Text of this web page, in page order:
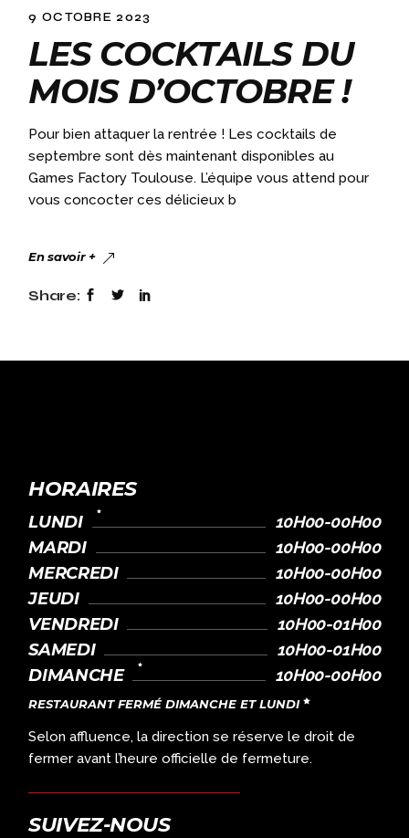
9 OCTOBRE 2023
LES COCKTAILS DU
MOIS D’OCTOBRE !
Pour bien attaquer la rentrée ! Les cocktails de
septembre sont dès maintenant disponibles au
Games Factory Toulouse. L’équipe vous attend pour
vous concocter ces délicieux b
En savoir +
Share:
HORAIRES
LUNDI 10H00-00H00
MARDI 10H00-00H00
MERCREDI 10H00-00H00
JEUDI 10H00-00H00
VENDREDI 10H00-01H00
SAMEDI 10H00-01H00
DIMANCHE 10H00-00H00
RESTAURANT FERMÉ DIMANCHE ET LUNDI
Selon affluence, la direction se réserve le droit de
fermer avant l’heure officielle de fermeture.
SUIVEZ-NOUS